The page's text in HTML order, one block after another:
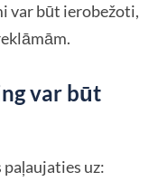
var būt ierobežoti,
var būt
paļaujaties uz: